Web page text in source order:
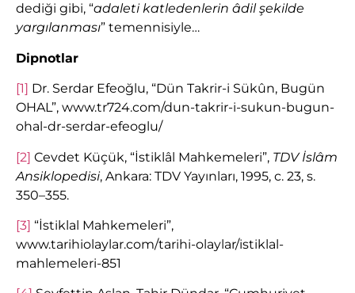
dediği gibi, “adaleti katledenlerin âdil şekilde
yargılanması” temennisiyle…
Dipnotlar
[1] Dr. Serdar Efeoğlu, “Dün Takrir-i Sükûn, Bugün
OHAL”, www.tr724.com/dun-takrir-i-sukun-bugun-
ohal-dr-serdar-efeoglu/
[2] Cevdet Küçük, “İstiklâl Mahkemeleri”, TDV İslâm
Ansiklopedisi, Ankara: TDV Yayınları, 1995, c. 23, s.
350–355.
[3] “İstiklal Mahkemeleri”,
www.tarihiolaylar.com/tarihi-olaylar/istiklal-
mahlemeleri-851